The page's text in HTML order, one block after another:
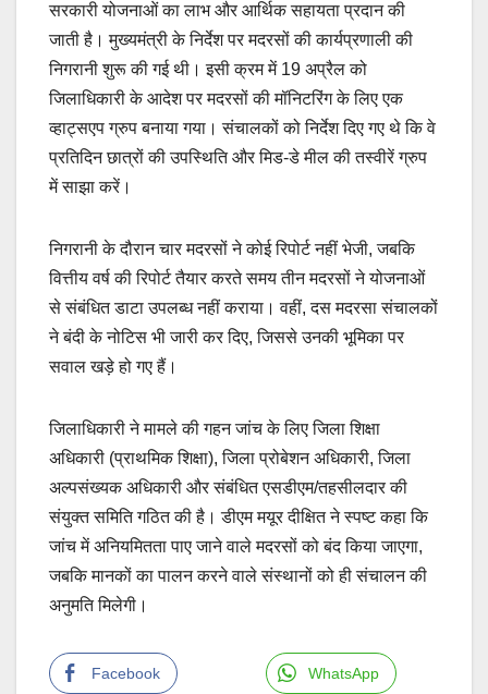
सरकारी योजनाओं का लाभ और आर्थिक सहायता प्रदान की
जाती है। मुख्यमंत्री के निर्देश पर मदरसों की कार्यप्रणाली की
निगरानी शुरू की गई थी। इसी क्रम में 19 अप्रैल को
जिलाधिकारी के आदेश पर मदरसों की मॉनिटरिंग के लिए एक
व्हाट्सएप ग्रुप बनाया गया। संचालकों को निर्देश दिए गए थे कि वे
प्रतिदिन छात्रों की उपस्थिति और मिड-डे मील की तस्वीरें ग्रुप
में साझा करें।
निगरानी के दौरान चार मदरसों ने कोई रिपोर्ट नहीं भेजी, जबकि
वित्तीय वर्ष की रिपोर्ट तैयार करते समय तीन मदरसों ने योजनाओं
से संबंधित डाटा उपलब्ध नहीं कराया। वहीं, दस मदरसा संचालकों
ने बंदी के नोटिस भी जारी कर दिए, जिससे उनकी भूमिका पर
सवाल खड़े हो गए हैं।
जिलाधिकारी ने मामले की गहन जांच के लिए जिला शिक्षा
अधिकारी (प्राथमिक शिक्षा), जिला प्रोबेशन अधिकारी, जिला
अल्पसंख्यक अधिकारी और संबंधित एसडीएम/तहसीलदार की
संयुक्त समिति गठित की है। डीएम मयूर दीक्षित ने स्पष्ट कहा कि
जांच में अनियमितता पाए जाने वाले मदरसों को बंद किया जाएगा,
जबकि मानकों का पालन करने वाले संस्थानों को ही संचालन की
अनुमति मिलेगी।
Facebook WhatsApp